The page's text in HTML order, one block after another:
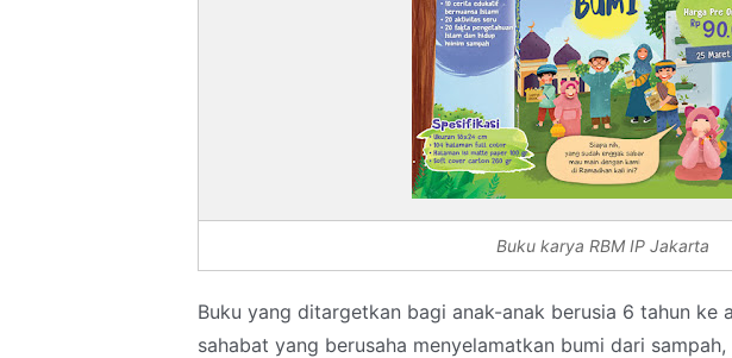
Buku karya RBM IP Jakarta
Buku yang ditargetkan bagi anak-anak berusia 6 tahun ke
sahabat yang berusaha menyelamatkan bumi dari